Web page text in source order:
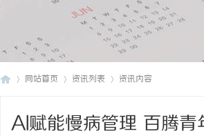
网站首页 资讯列表 资讯内容
AI赋能慢病管理 百腾